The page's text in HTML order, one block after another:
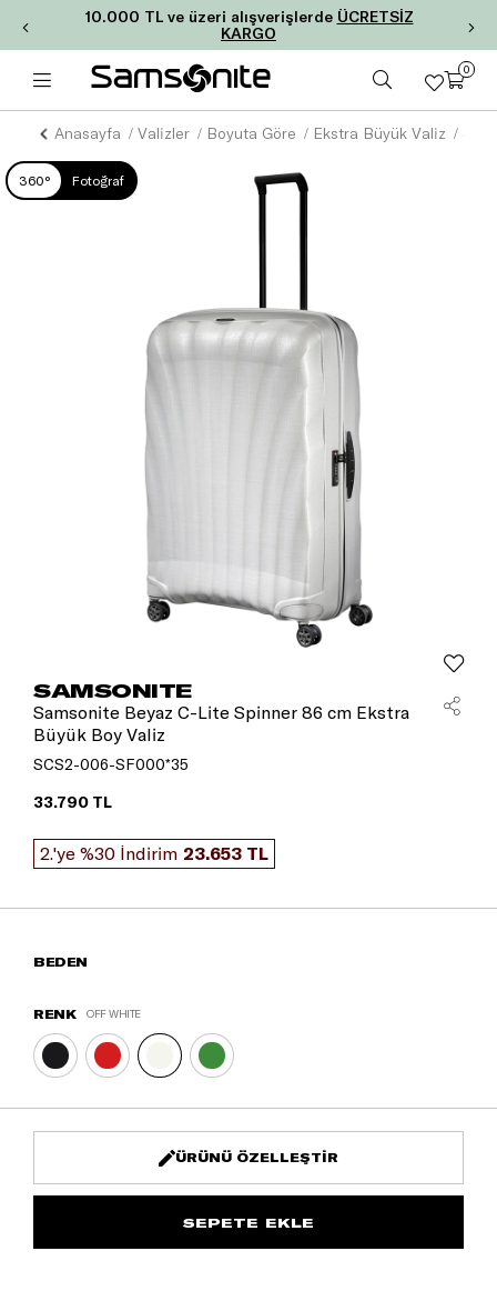
10.000 TL ve üzeri alışverişlerde ÜCRETSİZ
KARGO
0
Anasayfa Valizler Boyuta Göre Ekstra Büyük Valiz
360° Fotoğraf
SAMSONITE
Samsonite Beyaz C-Lite Spinner 86 cm Ekstra
Büyük Boy Valiz
SCS2-006-SF000*35
33.790 TL
2.'ye %30 İndirim 23.653 TL
BEDEN
RENK OFF WHITE
ÜRÜNÜ ÖZELLEŞTIR